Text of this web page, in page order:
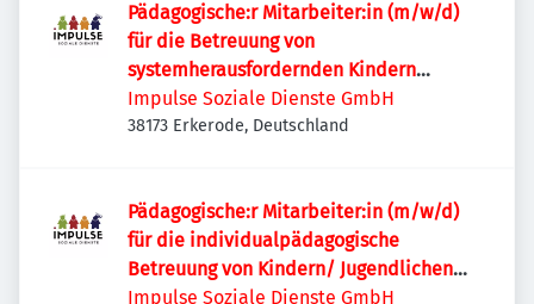
Pädagogische:r Mitarbeiter:in (m/w/d)
für die Betreuung von
systemherausfordernden Kindern
/Jugendlichen
Impulse Soziale Dienste GmbH
38173 Erkerode, Deutschland
Pädagogische:r Mitarbeiter:in (m/w/d)
für die individualpädagogische
Betreuung von Kindern/ Jugendlichen
gesucht
Impulse Soziale Dienste GmbH